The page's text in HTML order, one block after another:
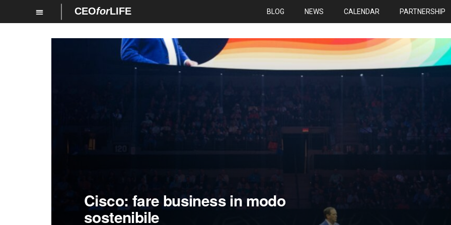
CEOforLIFE BLOG NEWS CALENDAR PARTNERSHIP
Cisco: fare business in modo
sostenibile